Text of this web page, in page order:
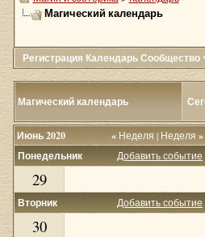
Магический календарь
Регистрация КалендарьСообщество
Магический календарь
« Неделя | Неделя»
Июнь 2020
Добавить событие
Понедельник
29
Добавить событие
Вторник
30